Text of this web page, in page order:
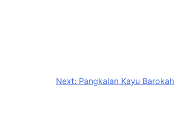
Next: Pangkalan Kayu Barokah